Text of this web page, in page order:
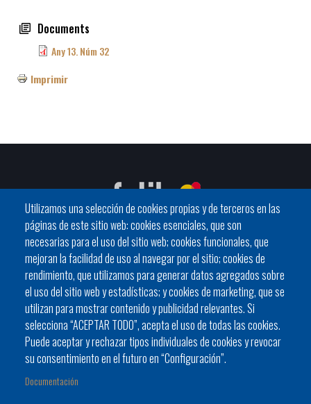
Documents
Any 13. Núm 32
Imprimir
Utilizamos una selección de cookies propias y de terceros en las
páginas de este sitio web: cookies esenciales, que son
necesarias para el uso del sitio web; cookies funcionales, que
mejoran la facilidad de uso al navegar por el sitio; cookies de
rendimiento, que utilizamos para generar datos agregados sobre
el uso del sitio web y estadísticas; y cookies de marketing, que se
utilizan para mostrar contenido y publicidad relevantes. Si
selecciona “ACEPTAR TODO”, acepta el uso de todas las cookies.
Puede aceptar y rechazar tipos individuales de cookies y revocar
su consentimiento en el futuro en “Configuración”.
Documentación
C / General Riera, 111 07010 Palma
Phone 971 760911 - Fax 971 763102